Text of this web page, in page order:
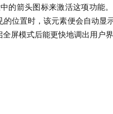
的箭头图标来激活这项功能
位置时，该元素便会自动显
屏模式后能更快地调出用户界